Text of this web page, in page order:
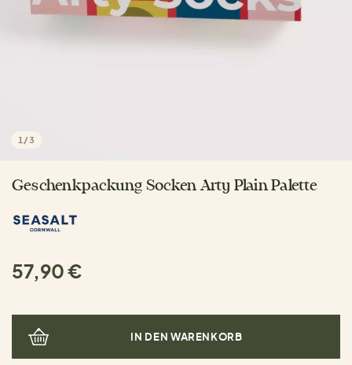
1 /3
Geschenkpackung Socken Arty Plain Palette
57,90 €
IN DEN WARENKORB